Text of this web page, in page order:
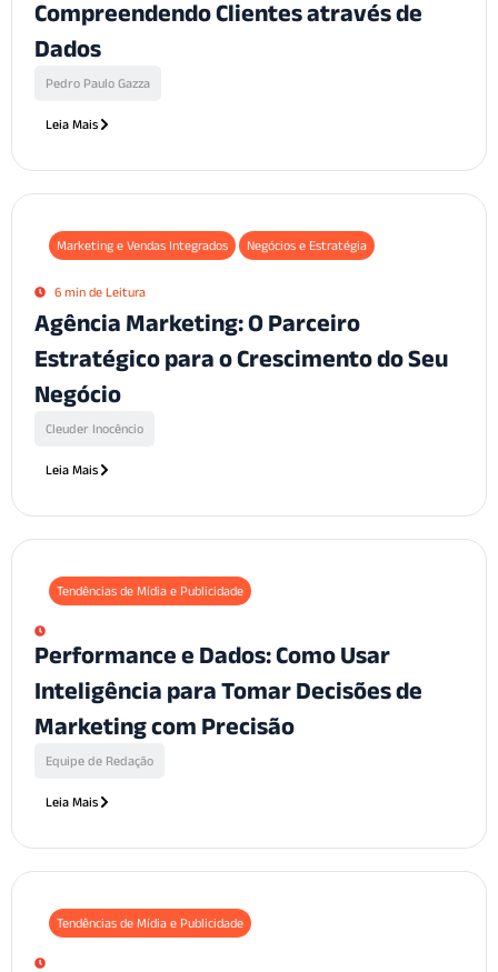
Compreendendo Clientes através de
Dados
Pedro Paulo Gazza
Leia Mais
Marketing e Vendas Integrados Negócios e Estratégia
6 min de Leitura
Agência Marketing: O Parceiro
Estratégico para o Crescimento do Seu
Negócio
Cleuder Inocêncio
Leia Mais
Tendências de Mídia e Publicidade
Performance e Dados: Como Usar
Inteligência para Tomar Decisões de
Marketing com Precisão
Equipe de Redação
Leia Mais
Tendências de Mídia e Publicidade